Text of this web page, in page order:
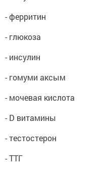
- ферритин
- глюкоза
- инсулин
- гомуми аксым
- мочевая кислота
- D витамины
- тестостерон
- ТТГ